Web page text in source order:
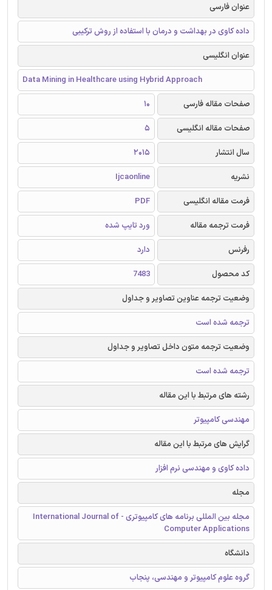
عنوان فارسی
داده کاوی در بهداشت و درمان با استفاده از روش ترکیبی
عنوان انگلیسی
Data Mining in Healthcare using Hybrid Approach
صفحات مقاله فارسی
10
صفحات مقاله انگلیسی
5
سال انتشار
2015
نشریه
Ijcaonline
فرمت مقاله انگلیسی
PDF
فرمت ترجمه مقاله
ورد تایپ شده
رفرنس
دارد
کد محصول
7483
وضعیت ترجمه عناوین تصاویر و جداول
ترجمه شده است
وضعیت ترجمه متون داخل تصاویر و جداول
ترجمه شده است
رشته های مرتبط با این مقاله
مهندسی کامپیوتر
گرایش های مرتبط با این مقاله
داده کاوی و مهندسی نرم افزار
مجله
مجله بین المللی برنامه های کامپیوتری - International Journal of
Computer Applications
دانشگاه
گروه علوم کامپیوتر و مهندسی، پنجاب